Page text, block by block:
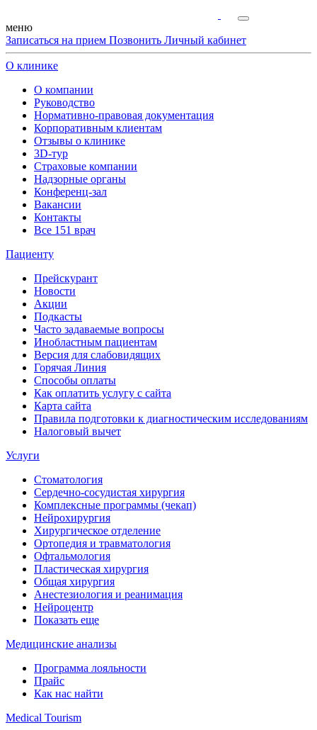
меню
Записаться на прием Позвонить Личный кабинет
О клинике
О компании
Руководство
Нормативно-правовая документация
Корпоративным клиентам
Отзывы о клинике
3D-тур
Страховые компании
Надзорные органы
Конференц-зал
Вакансии
Контакты
Все 151 врач
Пациенту
Прейскурант
Новости
Акции
Подкасты
Часто задаваемые вопросы
Инобластным пациентам
Версия для слабовидящих
Горячая Линия
Способы оплаты
Как оплатить услугу с сайта
Карта сайта
Правила подготовки к диагностическим исследованиям
Налоговый вычет
Услуги
Стоматология
Сердечно-сосудистая хирургия
Комплексные программы (чекап)
Нейрохирургия
Хирургическое отделение
Ортопедия и травматология
Офтальмология
Пластическая хирургия
Общая хирургия
Анестезиология и реанимация
Нейроцентр
Показать еще
Медицинские анализы
Программа лояльности
Прайс
Как нас найти
Medical Tourism